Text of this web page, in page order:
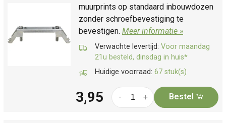
muurprints op standaard inbouwdozen
zonder schroefbevestiging te
bevestigen. Meer informatie »
Verwachte levertijd: Voor maandag
21u besteld, dinsdag in huis*
Huidige voorraad: 67 stuk(s)
3,95 +
- Bestel